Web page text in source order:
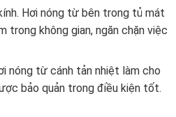
Hơi nóng từ bên trong tủ mát
trong không gian, ngăn chặn việc
nóng từ cánh tản nhiệt làm cho
bảo quản trong điều kiện tốt.